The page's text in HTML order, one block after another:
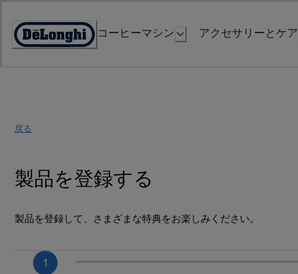
Content
Accessibility
コーヒーマシン アクセサリーとケア
戻る
製品を登録する
製品を登録して、さまざまな特典をお楽しみください。
1